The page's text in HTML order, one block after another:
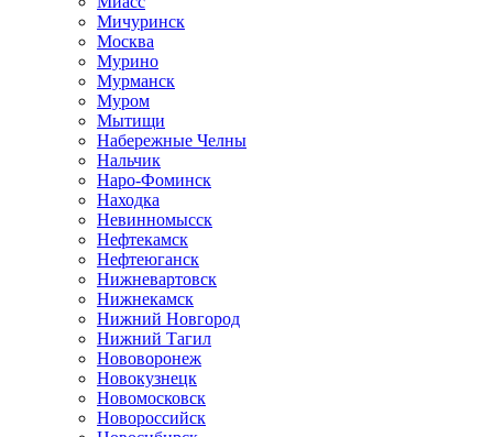
Мичуринск
Москва
Мурино
Мурманск
Муром
Мытищи
Набережные Челны
Нальчик
Наро-Фоминск
Находка
Невинномысск
Нефтекамск
Нефтеюганск
Нижневартовск
Нижнекамск
Нижний Новгород
Нижний Тагил
Нововоронеж
Новокузнецк
Новомосковск
Новороссийск